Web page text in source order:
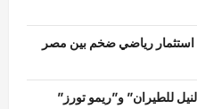
رياضي ضخم بين مصر
للطيران” و”ريمو تورز”